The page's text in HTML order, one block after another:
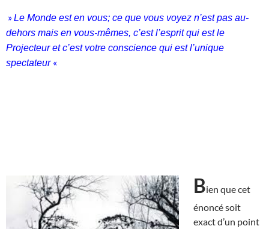
»Le Monde est en vous; ce que vous voyez n’est pas au-
dehors mais en vous-mêmes, c’est l’esprit qui est le
Projecteur et c’est votre conscience qui est l’unique
spectateur «
Bien que cet
énoncé soit
exact d’un point